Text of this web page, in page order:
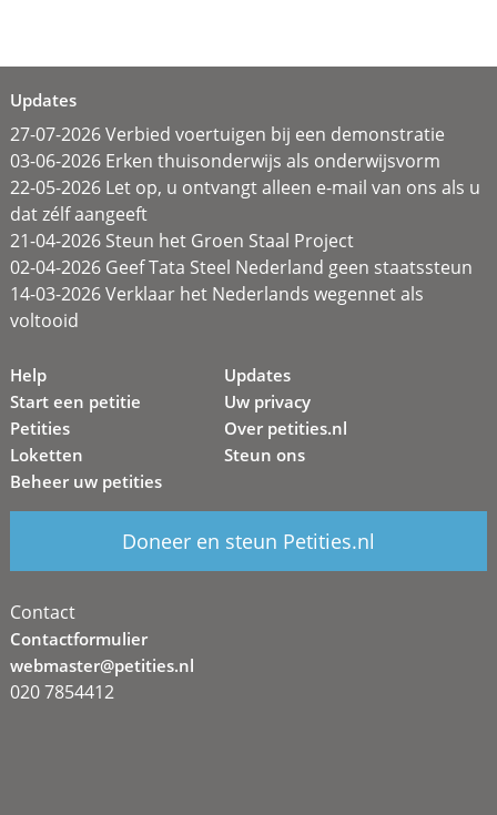
Updates
27-07-2026 Verbied voertuigen bij een demonstratie
03-06-2026 Erken thuisonderwijs als onderwijsvorm
22-05-2026 Let op, u ontvangt alleen e-mail van ons als u
dat zélf aangeeft
21-04-2026 Steun het Groen Staal Project
02-04-2026 Geef Tata Steel Nederland geen staatssteun
14-03-2026 Verklaar het Nederlands wegennet als
voltooid
Help
Start een petitie
Petities
Loketten
Beheer uw petities
Updates
Uw privacy
Over petities.nl
Steun ons
Doneer en steun Petities.nl
Contact
Contactformulier
webmaster@petities.nl
020 7854412